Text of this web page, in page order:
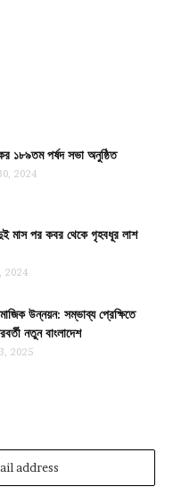
১৮৯তম পর্ষদ সভা অনুষ্ঠিত
2024
দুই মাস পর কবর থেকে গৃহবধূর লাশ
2024
উন্নয়ন: সম্ভাব্য প্রেক্ষিতে
নতুন বাংলাদেশ
2025